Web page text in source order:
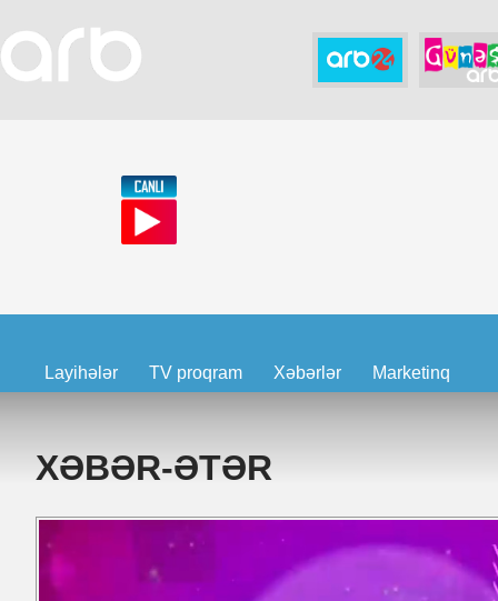
Layihələr TV proqram Xəbərlər Marketinq
XƏBƏR-ƏTƏR